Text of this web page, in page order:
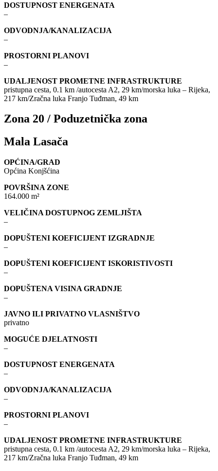
DOSTUPNOST ENERGENATA
–
ODVODNJA/KANALIZACIJA
–
PROSTORNI PLANOVI
–
UDALJENOST PROMETNE INFRASTRUKTURE
pristupna cesta, 0.1 km /autocesta A2, 29 km/morska luka – Rijeka,
217 km/Zračna luka Franjo Tuđman, 49 km
Zona 20 / Poduzetnička zona
Mala Lasača
OPĆINA/GRAD
Općina Konjšćina
POVRŠINA ZONE
164.000 m²
VELIČINA DOSTUPNOG ZEMLJIŠTA
–
DOPUŠTENI KOEFICIJENT IZGRADNJE
–
DOPUŠTENI KOEFICIJENT ISKORISTIVOSTI
–
DOPUŠTENA VISINA GRADNJE
–
JAVNO ILI PRIVATNO VLASNIŠTVO
privatno
MOGUĆE DJELATNOSTI
–
DOSTUPNOST ENERGENATA
–
ODVODNJA/KANALIZACIJA
–
PROSTORNI PLANOVI
–
UDALJENOST PROMETNE INFRASTRUKTURE
pristupna cesta, 0.1 km /autocesta A2, 29 km/morska luka – Rijeka,
217 km/Zračna luka Franjo Tuđman, 49 km